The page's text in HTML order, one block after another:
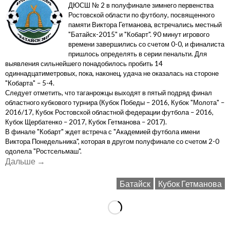
ДЮСШ № 2 в полуфинале зимнего первенства
Ростовской области по футболу, посвященного
памяти Виктора Гетманова, встречались местный
"Батайск-2015" и "Кобарт". 90 минут игрового
времени завершились со счетом 0-0, и финалиста
пришлось определять в серии пенальти. Для
выявления сильнейшего понадобилось пробить 14
одиннадцатиметровых, пока, наконец, удача не оказалась на стороне
"Кобарта" – 5-4.
Следует отметить, что таганрожцы выходят в пятый подряд финал
областного кубкового турнира (Кубок Победы – 2016, Кубок "Молота" –
2016/17, Кубок Ростовской областной федерации футбола – 2016,
Кубок Щербатенко – 2017, Кубок Гетманова – 2017).
В финале "Кобарт" ждет встреча с "Академией футбола имени
Виктора Понедельника", которая в другом полуфинале со счетом 2-0
одолела "Ростсельмаш".
Дальше
«"Кобарт"
→
Батайск Кубок Гетманова